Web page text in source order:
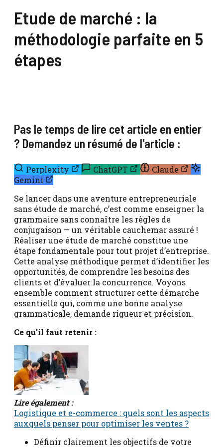
Etude de marché : la
méthodologie parfaite en 5
étapes
Pas le temps de lire cet article en entier
? Demandez un résumé de l'article :
Perplexity ChatGPT
Claude
Gemini
Se lancer dans une aventure entrepreneuriale
sans étude de marché, c’est comme enseigner la
grammaire sans connaître les règles de
conjugaison — un véritable cauchemar assuré !
Réaliser une étude de marché constitue une
étape fondamentale pour tout projet d’entreprise.
Cette analyse méthodique permet d’identifier les
opportunités, de comprendre les besoins des
clients et d’évaluer la concurrence. Voyons
ensemble comment structurer cette démarche
essentielle qui, comme une bonne analyse
grammaticale, demande rigueur et précision.
Ce qu’il faut retenir :
Lire également :
Logistique et e-commerce : quels sont les aspects
auxquels penser pour optimiser les ventes ?
Définir clairement les objectifs de votre